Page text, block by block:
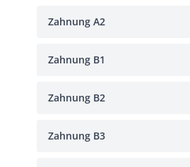
Zahnung A2
Zahnung B1
Zahnung B2
Zahnung B3